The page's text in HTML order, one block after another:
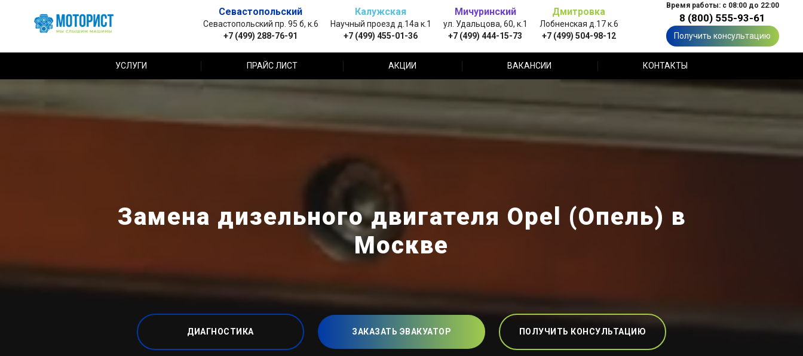
Севастопольский
Севастопольский пр. 95 б, к.6
+7 (499) 288-76-91
Калужская
Научный проезд д.14а к.1
+7 (499) 455-01-36
Мичуринский
ул. Удальцова, 60, к.1
+7 (499) 444-15-73
Дмитровка
Лобненская д.17 к.6
+7 (499) 504-98-12
Время работы: с 08:00 до 22:00
8 (800) 555-93-61
Получить консультацию
УСЛУГИ ПРАЙС ЛИСТ АКЦИИ ВАКАНСИИ КОНТАКТЫ
Замена дизельного двигателя Opel (Опель) в
Москве
ДИАГНОСТИКА ЗАКАЗАТЬ ЭВАКУАТОР ПОЛУЧИТЬ КОНСУЛЬТАЦИЮ